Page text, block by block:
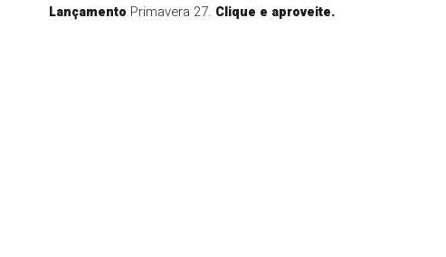
Lançamento Primavera 27. Clique e aproveite.